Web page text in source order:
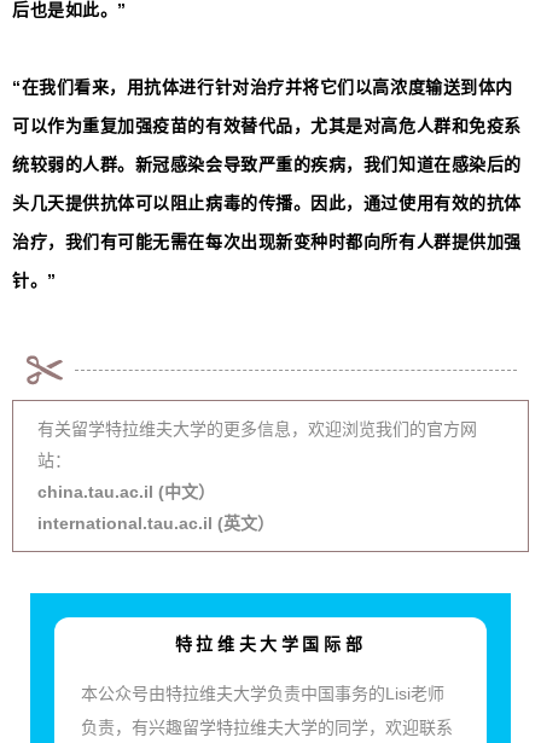
后也是如此。”
“在我们看来，用抗体进行针对治疗并将它们以高浓度输送到体内
可以作为重复加强疫苗的有效替代品，尤其是对高危人群和免疫系
统较弱的人群。新冠感染会导致严重的疾病，我们知道在感染后的
头几天提供抗体可以阻止病毒的传播。因此，通过使用有效的抗体
治疗，我们有可能无需在每次出现新变种时都向所有人群提供加强
针。”
有关留学特拉维夫大学的更多信息，欢迎浏览我们的官方网
站：
china.tau.ac.il (中文）
international.tau.ac.il (英文）
特拉维夫大学国际部
本公众号由特拉维夫大学负责中国事务的Lisi老师
负责，有兴趣留学特拉维夫大学的同学，欢迎联系